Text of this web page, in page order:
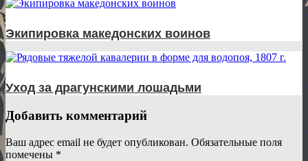
Экипировка македонских воинов
Уход за драгунскими лошадьми
Добавить комментарий
Ваш адрес email не будет опубликован. Обязательные поля
помечены *